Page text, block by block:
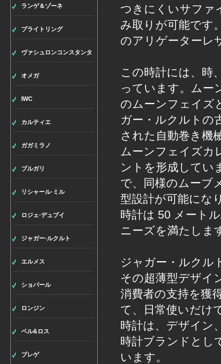
ランゲ＆ゾーネ
ブライトリング
ヴァシュロンコンスタンタ
ン
オメガ
IWC
カルティエ
ガガミラノ
ブルガリ
リシャール·ミル
ロジェ·デュブイ
ジャガー·ルクルト
エルメス
ショパール
ロンジン
ベル&ロス
ブレゲ
つきにくいサファ
み取りが可能です
のアリゲーターレ
この時計には、時
っています。ムー
のムーンフェイズ
ガー・ルクルトの
された自動巻き機
ムーンフェイズカ
ントを形成してい
で、同様のムーブ
型設計が可能にな
時計は 50 メート
ニーズを満たしま
ジャガー・ルクル
その超薄型デザイ
消費者の支持を獲
て、日常使いだけ
時計は、デザイン
時計ブランドとし
います。